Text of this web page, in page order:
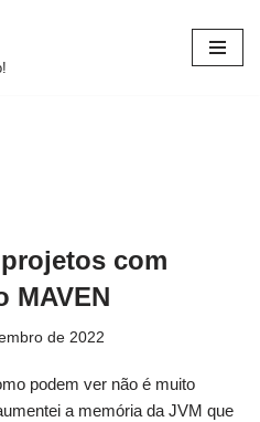
com
MAVEN
de 2022
podem ver não é muito
a memória da JVM que